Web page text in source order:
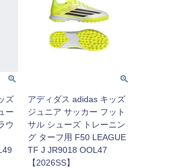
ズ
ー
ウ
アディダス adidas キッズ
ジュニア サッカー フット
サル シューズ トレーニン
グ ターフ用 F50 LEAGUE
TF J JR9018 OOL47
【2026SS】